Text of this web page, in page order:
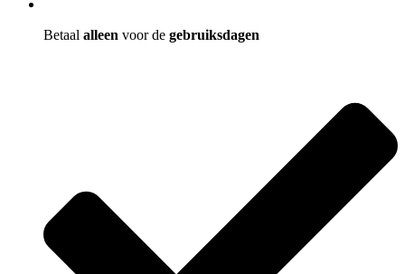
Betaal alleen voor de gebruiksdagen